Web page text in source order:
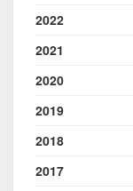
2022
2021
2020
2019
2018
2017